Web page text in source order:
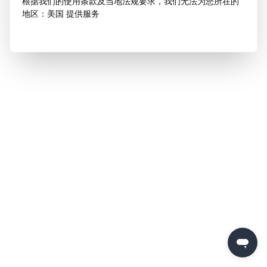
地区：美国 提供服务